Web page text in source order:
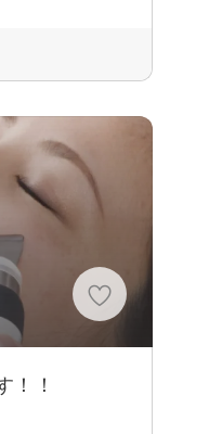
！！